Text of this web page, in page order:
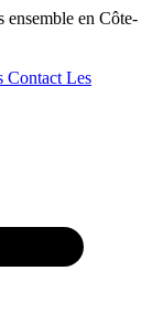
en Côte-
Contact Les